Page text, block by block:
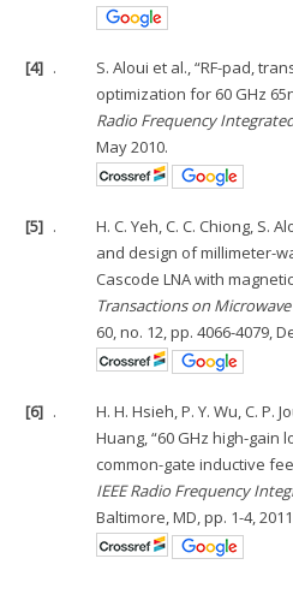
[4] .
S. Aloui et al., “RF-pad,
optimization for 60 GHz
Radio Frequency
May 2010.
[5] .
H. C. Yeh, C. C. Chiong, S.
and design of millimeter-
Cascode LNA with
Transactions on
60, no. 12, pp. 4066-4079,
[6] .
H. H. Hsieh, P. Y. Wu, C. P.
Huang, “60 GHz high-
common-gate inductive
IEEE Radio Frequency
Baltimore, MD, pp. 1-4,